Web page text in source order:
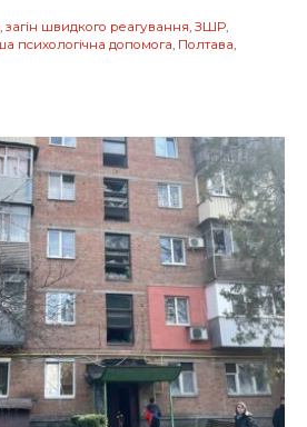
, загін швидкого реагування, ЗШР,
психологічна допомога, Полтава,